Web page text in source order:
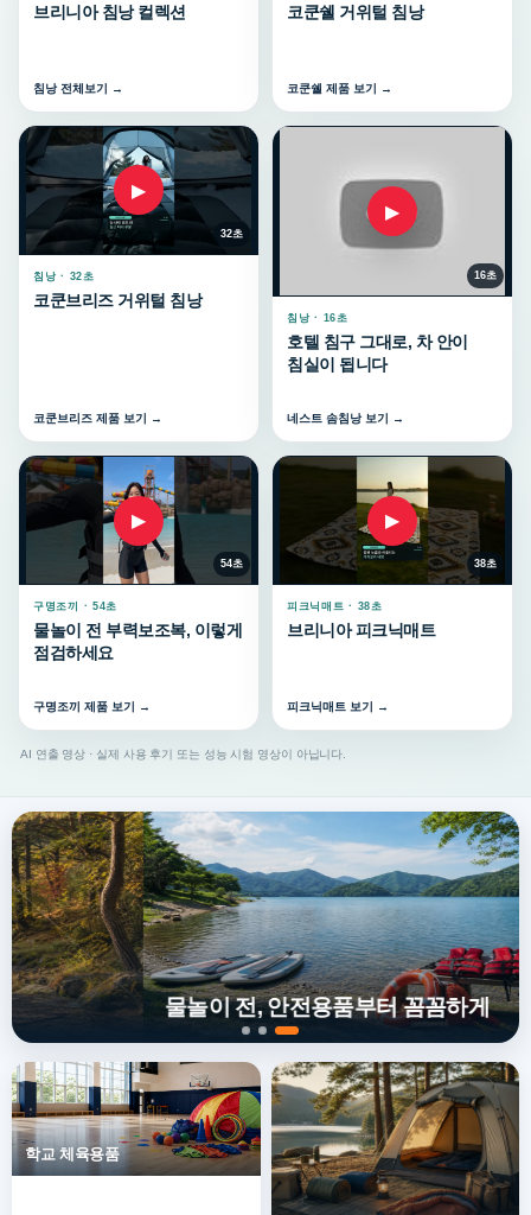
브리니아 침낭 컬렉션
침낭 전체보기 →
코쿤쉘 거위털 침낭
코쿤쉘 제품 보기 →
▶
32초
침낭 · 32초
코쿤브리즈 거위털 침낭
코쿤브리즈 제품 보기 →
▶
16초
침낭 · 16초
호텔 침구 그대로, 차 안이
침실이 됩니다
네스트 솜침낭 보기 →
▶
54초
구명조끼 · 54초
물놀이 전 부력보조복, 이렇게
점검하세요
구명조끼 제품 보기 →
▶
38초
피크닉매트 · 38초
브리니아 피크닉매트
피크닉매트 보기 →
AI 연출 영상 · 실제 사용 후기 또는 성능 시험 영상이 아닙니다.